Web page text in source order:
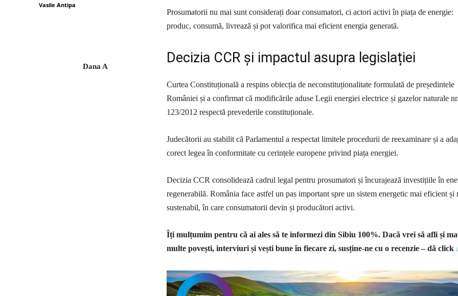
Vasile Antipa
Dana A
Prosumatorii nu mai sunt considerați doar consumatori, ci actori activi în piața de energie:
produc, consumă, livrează și pot valorifica mai eficient energia generată.
Decizia CCR și impactul asupra legislației
Curtea Constituțională a respins obiecția de neconstituționalitate formulată de președintele
României și a confirmat că modificările aduse Legii energiei electrice și gazelor naturale
123/2012 respectă prevederile constituționale.
Judecătorii au stabilit că Parlamentul a respectat limitele procedurii de reexaminare și a
corect legea în conformitate cu cerințele europene privind piața energiei.
Decizia CCR consolidează cadrul legal pentru prosumatori și încurajează investițiile în
regenerabilă. România face astfel un pas important spre un sistem energetic mai eficient și
sustenabil, în care consumatorii devin și producători activi.
Îți mulțumim pentru că ai ales să te informezi din Sibiu 100%. Dacă vrei să afli și
multe povești, interviuri și vești bune în fiecare zi, susține-ne cu o recenzie – dă click